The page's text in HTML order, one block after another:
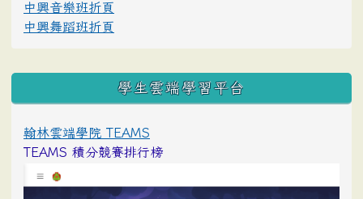
中興音樂班折頁
中興舞蹈班折頁
學生雲端學習平台
翰林雲端學院 TEAMS
TEAMS 積分競賽排行榜